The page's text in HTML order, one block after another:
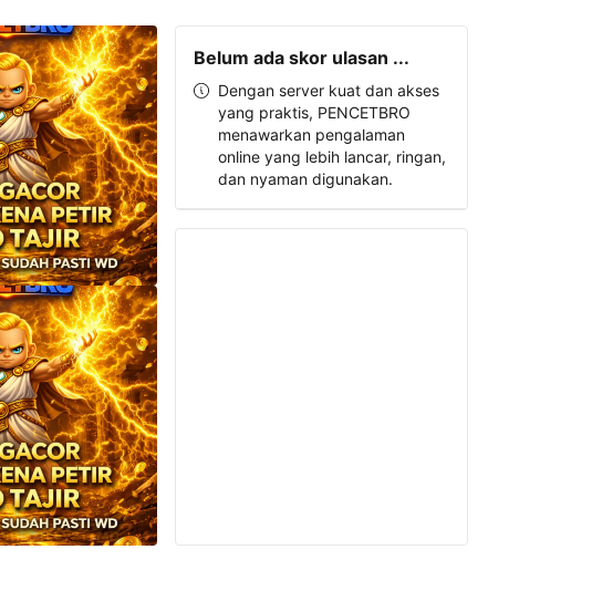
Belum ada skor ulasan ...
Dengan server kuat dan akses
yang praktis, PENCETBRO
menawarkan pengalaman
online yang lebih lancar, ringan,
dan nyaman digunakan.